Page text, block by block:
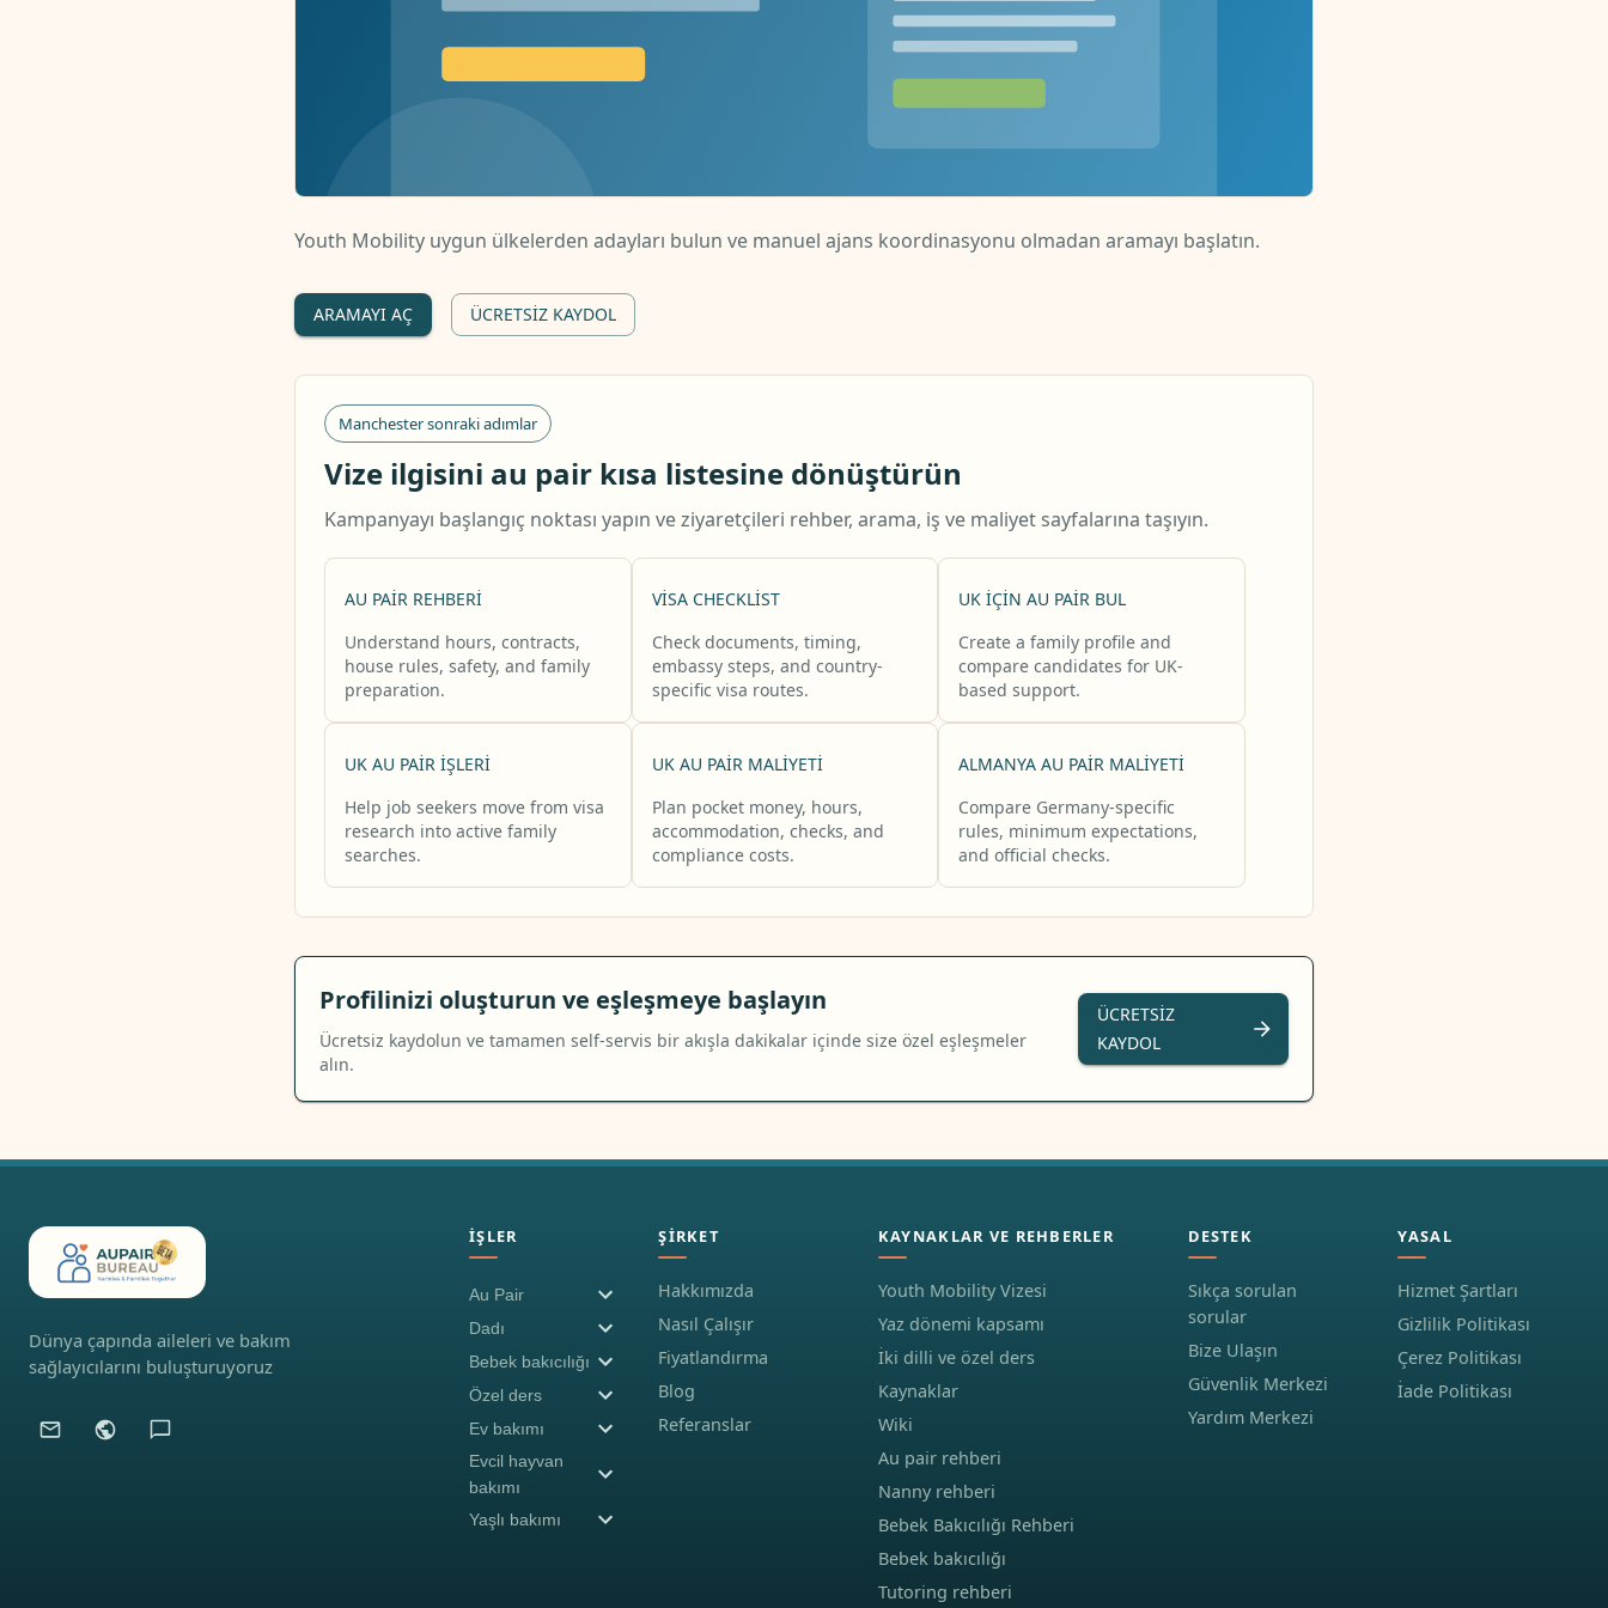
Youth Mobility uygun ülkelerden adayları bulun ve manuel ajans koordinasyonu olmadan aramayı başlatın.
ARAMAYI AÇ ÜCRETSIZ KAYDOL
Manchester sonraki adımlar
Vize ilgisini au pair kısa listesine dönüştürün
Kampanyayı başlangıç noktası yapın ve ziyaretçileri rehber, arama, iş ve maliyet sayfalarına taşıyın.
AU PAIR REHBERI
Understand hours, contracts,
house rules, safety, and family
preparation.
VISA CHECKLIST
Check documents, timing,
embassy steps, and country-
specific visa routes.
UK IÇIN AU PAIR BUL
Create a family profile and
compare candidates for UK-
based support.
UK AU PAIR IŞLERI
Help job seekers move from visa
research into active family
searches.
UK AU PAIR MALIYETI
Plan pocket money, hours,
accommodation, checks, and
compliance costs.
ALMANYA AU PAIR MALIYETI
Compare Germany-specific
rules, minimum expectations,
and official checks.
Profilinizi oluşturun ve eşleşmeye başlayın
Ücretsiz kaydolun ve tamamen self-servis bir akışla dakikalar içinde size özel eşleşmeler
alın.
ÜCRETSIZ
KAYDOL
Dünya çapında aileleri ve bakım
sağlayıcılarını buluşturuyoruz
İŞLER
Au Pair
Dadı
Bebek bakıcılığı
Özel ders
Ev bakımı
Evcil hayvan
bakımı
Yaşlı bakımı
ŞIRKET
Hakkımızda
Nasıl Çalışır
Fiyatlandırma
Blog
Referanslar
KAYNAKLAR VE REHBERLER
Youth Mobility Vizesi
Yaz dönemi kapsamı
İki dilli ve özel ders
Kaynaklar
Wiki
Au pair rehberi
Nanny rehberi
Bebek Bakıcılığı Rehberi
Bebek bakıcılığı
Tutoring rehberi
DESTEK
Sıkça sorulan
sorular
Bize Ulaşın
Güvenlik Merkezi
Yardım Merkezi
YASAL
Hizmet Şartları
Gizlilik Politikası
Çerez Politikası
İade Politikası